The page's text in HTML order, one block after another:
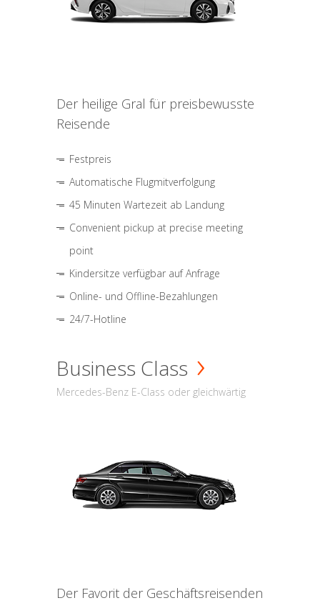
Der heilige Gral für preisbewusste
Reisende
Festpreis
Automatische Flugmitverfolgung
45 Minuten Wartezeit ab Landung
Convenient pickup at precise meeting
point
Kindersitze verfügbar auf Anfrage
Online- und Offline-Bezahlungen
24/7-Hotline
Business Class
Mercedes-Benz E-Class oder gleichwärtig
Der Favorit der Geschäftsreisenden